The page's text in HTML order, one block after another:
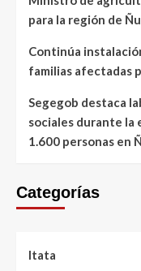
para la región de
Continúa
familias afectadas
Segegob destaca
sociales durante la
1.600 personas en
Categorías
Itata